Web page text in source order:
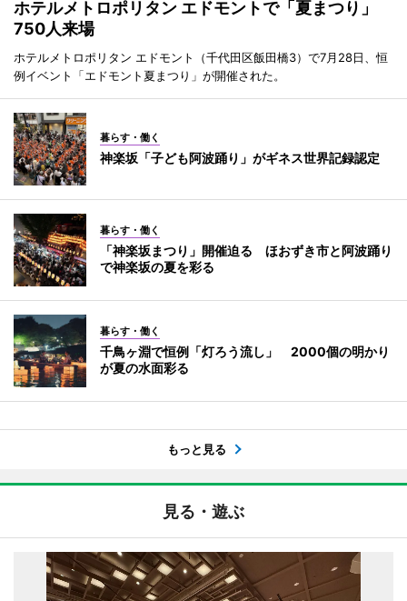
ホテルメトロポリタン エドモントで「夏まつり」
750人来場
ホテルメトロポリタン エドモント（千代田区飯田橋3）で7月28日、恒
例イベント「エドモント夏まつり」が開催された。
暮らす・働く
神楽坂「子ども阿波踊り」がギネス世界記録認定
暮らす・働く
「神楽坂まつり」開催迫る ほおずき市と阿波踊り
で神楽坂の夏を彩る
暮らす・働く
千鳥ヶ淵で恒例「灯ろう流し」 2000個の明かり
が夏の水面彩る
もっと見る
見る・遊ぶ